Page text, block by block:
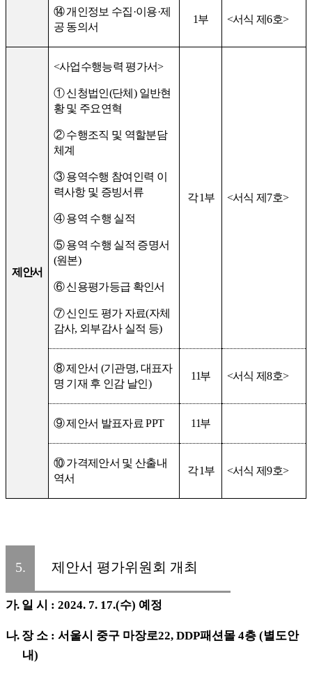
⑭개인정보 수집·이용·제
공 동의서
1부 <서식 제6호>
제안서
<사업수행능력 평가서>
①신청법인(단체 ) 일반현
황 및 주요연혁
②수행조직 및 역할분담
체계
③용역수행 참여인력 이
력사항 및 증빙서류
④용역 수행 실적
⑤용역 수행 실적 증명서
(원본)
⑥신용평가등급 확인서
⑦신인도 평가 자료(자체
감사, 외부감사 실적 등)
각1부 <서식 제 7호>
⑧제안서 (기관명, 대표자
명 기재 후 인감 날인)
11부 <서식 제8호>
⑨제안서 발표자료PPT 11부
⑩가격제안서 및 산출내
역서
각1부 <서식 제9호>
5. 제안서 평가위원회 개최
가. 일 시 : 2024. 7. 17.(수) 예정
나. 장 소 :서울시 중구 마장로22, DDP패션몰4층(별도안
내)